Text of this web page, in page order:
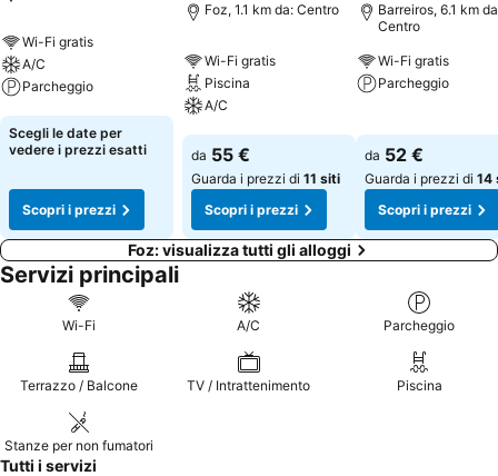
Wi-Fi gratis
A/C
Parcheggio
Scopri i prezzi
Scegli le date per
vedere i prezzi esatti
Scopri i prezzi
Foz, 1.1 km da: Centro
Wi-Fi gratis
Piscina
A/C
Scopri i prezzi
da 55 €
Guarda i prezzi di 11 siti
Scopri i prezzi
Barreiros, 6.1 km
Centro
Wi-Fi gratis
Parcheggio
da 52 €
Guarda i prezzi di 14
Scopri i prezzi
Foz: visualizza tutti gli alloggi
Servizi principali
Wi-Fi A/C Parcheggio
Terrazzo / Balcone TV / Intrattenimento Piscina
Stanze per non fumatori
Tutti i servizi